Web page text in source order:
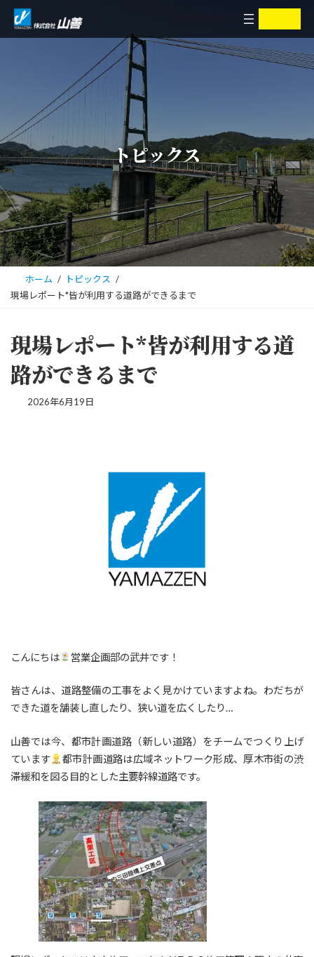
ッ
プ
移
動
ア
コ
ン
リ
ン
ア
コ
ン
リ
ン
トピックス
ホーム
トピックス
現場レポート*皆が利用する道路ができるまで
現場レポート*皆が利用する道
路ができるまで
2026年6月19日
こんにちは 営業企画部の武井です！
皆さんは、道路整備の工事をよく見かけていますよね。わだちが
できた道を舗装し直したり、狭い道を広くしたり…
山善では今、都市計画道路（新しい道路）をチームでつくり上げ
ています
都市計画道路は広域ネットワーク形成、厚木市街の渋
滞緩和を図る目的とした主要幹線道路です。